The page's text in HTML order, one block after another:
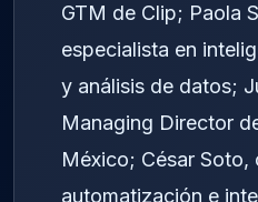
GTM de Clip; Paola
especialista en
y análisis de datos;
Managing Director
México; César Soto,
automatización e